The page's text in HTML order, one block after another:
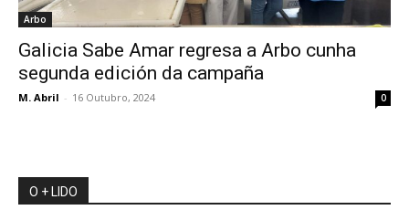
Arbo
Galicia Sabe Amar regresa a Arbo cunha
segunda edición da campaña
M. Abril - 16 Outubro, 2024 0
O + LIDO